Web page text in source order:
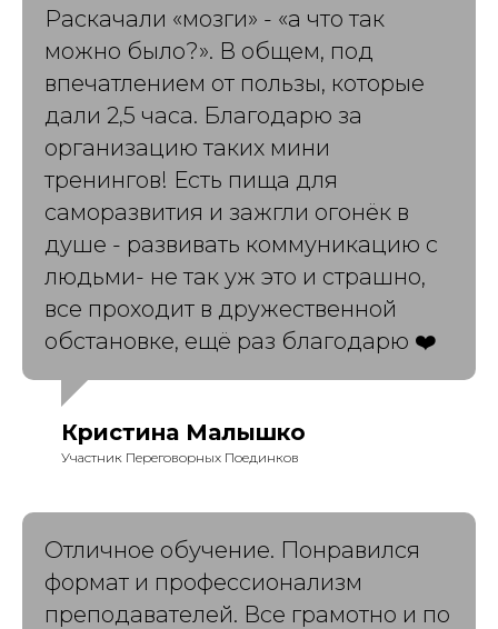
Раскачали «мозги» - «а что так
можно было?». В общем, под
впечатлением от пользы, которые
дали 2,5 часа. Благодарю за
организацию таких мини
тренингов! Есть пища для
саморазвития и зажгли огонёк в
душе - развивать коммуникацию с
людьми- не так уж это и страшно,
все проходит в дружественной
обстановке, ещё раз благодарю ❤️
Кристина Малышко
Участник Переговорных Поединков
Отличное обучение. Понравился
формат и профессионализм
преподавателей. Все грамотно и по